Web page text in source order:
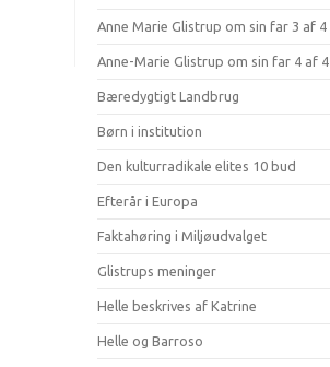
Anne Marie Glistrup om sin far 3 af 4
Anne-Marie Glistrup om sin far 4 af 4
Bæredygtigt Landbrug
Børn i institution
Den kulturradikale elites 10 bud
Efterår i Europa
Faktahøring i Miljøudvalget
Glistrups meninger
Helle beskrives af Katrine
Helle og Barroso